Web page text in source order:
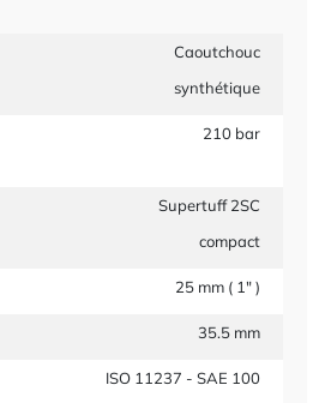
Caoutchouc
synthétique
210 bar
Supertuff 2SC
compact
25 mm ( 1" )
35.5 mm
ISO 11237 - SAE 100